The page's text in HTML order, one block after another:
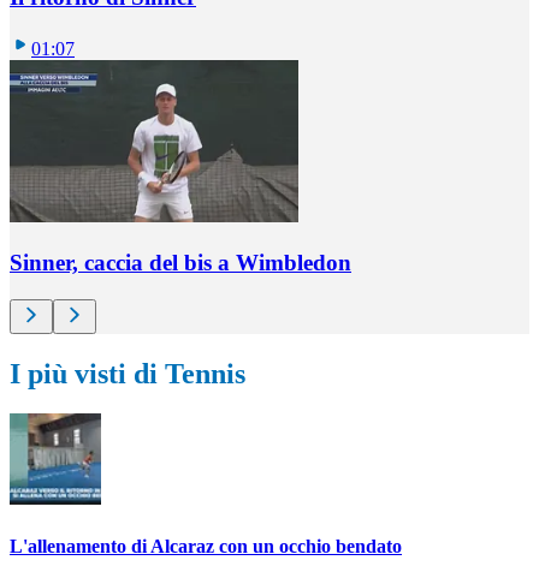
01:07
Sinner, caccia del bis a Wimbledon
I più visti di Tennis
L'allenamento di Alcaraz con un occhio bendato